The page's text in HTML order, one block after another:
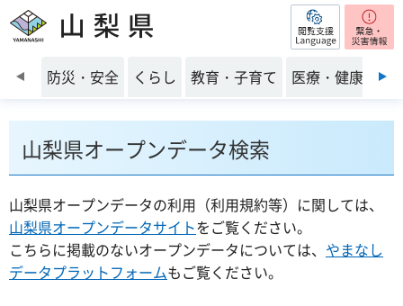
山梨県 閲覧支援
前のスライドを表示
防災・安全 くらし 教育・子育て 医療・健康・福
山梨県オープンデータ検索
山梨県オープンデータの利用（利用規約等）に関しては、
山梨県オープンデータサイトをご覧ください。
こちらに掲載のないオープンデータについては、 やまなし
データプラットフォームもご覧ください。